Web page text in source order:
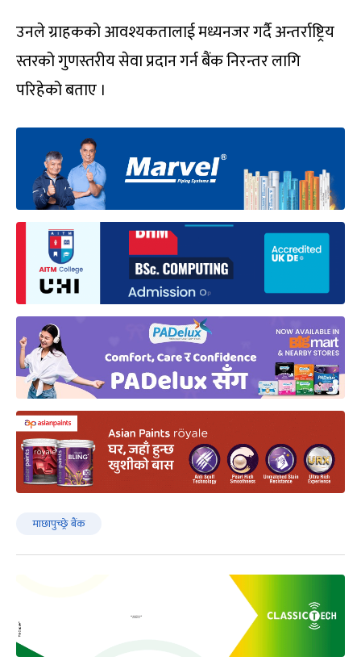
उनले ग्राहकको आवश्यकतालाई मध्यनजर गर्दै अन्तर्राष्ट्रिय
स्तरको गुणस्तरीय सेवा प्रदान गर्न बैंक निरन्तर लागि
परिहेको बताए ।
माछापुच्छ्रे बैंक